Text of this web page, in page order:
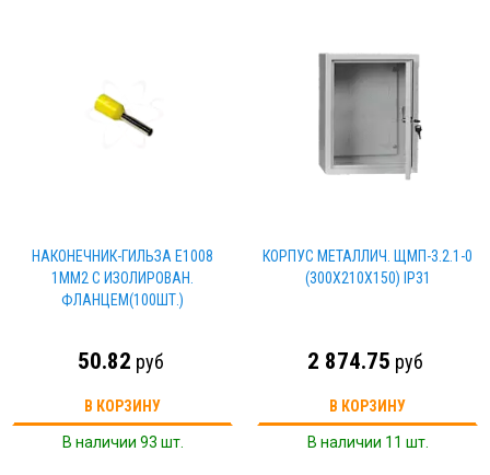
НАКОНЕЧНИК-ГИЛЬЗА Е1008
1ММ2 С ИЗОЛИРОВАН.
ФЛАНЦЕМ(100ШТ.)
50.82 руб
В КОРЗИНУ
В наличии 93 шт.
КОРПУС МЕТАЛЛИЧ. ЩМП-3.2.1-0
(300Х210Х150) IP31
2 874.75 руб
В КОРЗИНУ
В наличии 11 шт.